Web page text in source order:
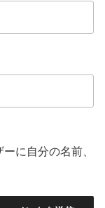
に自分の名前、